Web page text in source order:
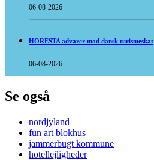
06-08-2026
HORESTA advarer mod dansk turismeskat
06-08-2026
Se også
nordjyland
fun art blokhus
jammerbugt kommune
hotellejligheder